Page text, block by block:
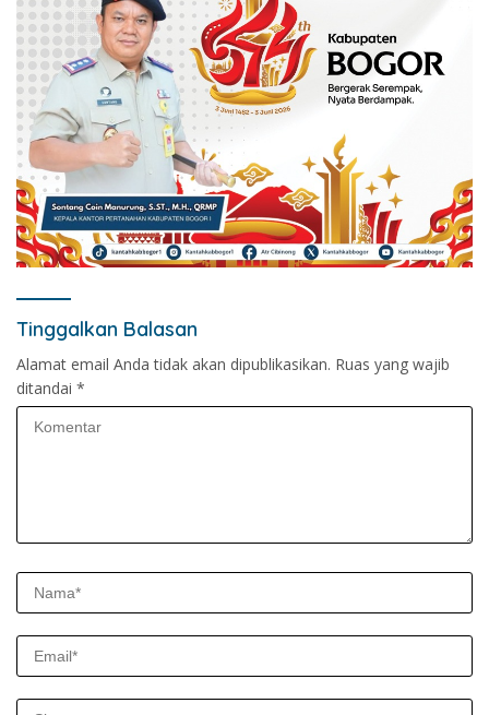
Tinggalkan Balasan
Alamat email Anda tidak akan dipublikasikan. Ruas yang wajib
ditandai *